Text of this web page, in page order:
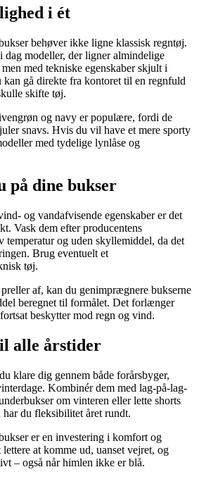
i ét
behøver ikke ligne klassisk regntøj.
modeller, der ligner almindelige
med tekniske egenskaber skjult i
kan gå direkte fra kontoret til en regnfuld
skifte tøj.
og navy er populære, fordi de
snavs. Hvis du vil have et mere sporty
med tydelige lynlåse og
på dine bukser
og vandafvisende egenskaber er det
Vask dem efter producentens
temperatur og uden skyllemiddel, da det
Brug eventuelt et
tøj.
af, kan du genimprægnere bukserne
beregnet til formålet. Det forlænger
beskytter mod regn og vind.
alle årstider
klare dig gennem både forårsbyger,
Kombinér dem med lag-på-lag-
om vinteren eller lette shorts
har du fleksibilitet året rundt.
er en investering i komfort og
at komme ud, uanset vejret, og
– også når himlen ikke er blå.